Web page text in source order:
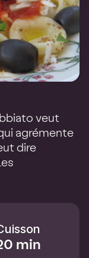
veut
agrémente
dire
min